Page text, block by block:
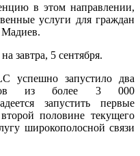
в этом направлении,
услуги для граждан
завтра, 5 сентября.
успешно запустило два
из более 3 000
запустить первые
половине текущего
широкополосной связи